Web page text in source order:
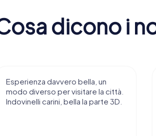
dicono i
Esperienza davvero bella, un
modo diverso per visitare la città.
Indovinelli carini, bella la parte 3D.